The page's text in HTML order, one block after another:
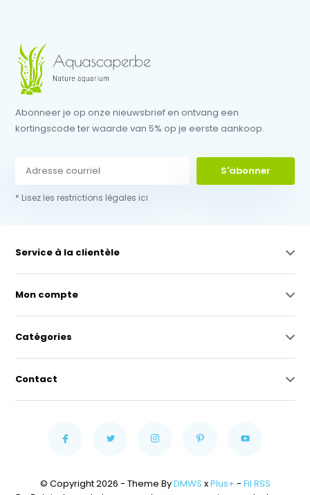
Abonneer je op onze nieuwsbrief en ontvang een
kortingscode ter waarde van 5% op je eerste aankoop.
S'abonner
* Lisez les restrictions légales ici
Service à la clientèle
Mon compte
Catégories
Contact
© Copyright 2026 - Theme ByDMWS xPlus+ - Fil RSS